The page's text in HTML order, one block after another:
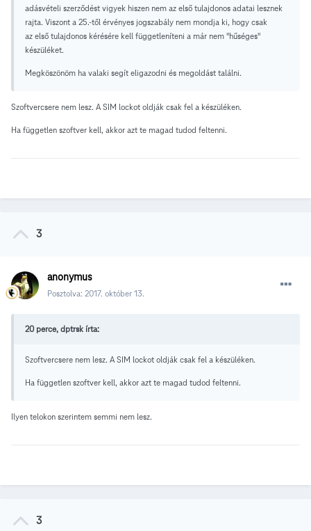
adásvételi szerződést vigyek hiszen nem az első tulajdonos adatai lesznek
rajta. Viszont a 25.-től érvényes jogszabály nem mondja ki, hogy csak
az első tulajdonos kérésére kell függetleníteni a már nem "hűséges"
készüléket.
Megköszönöm ha valaki segít eligazodni és megoldást találni.
Szoftvercsere nem lesz. A SIM lockot oldják csak fel a készüléken.
Ha független szoftver kell, akkor azt te magad tudod feltenni.
3
anonymus
Posztolva: 2017. október 13.
20 perce, dptrsk írta:
Szoftvercsere nem lesz. A SIM lockot oldják csak fel a készüléken.
Ha független szoftver kell, akkor azt te magad tudod feltenni.
Ilyen telokon szerintem semmi nem lesz.
3